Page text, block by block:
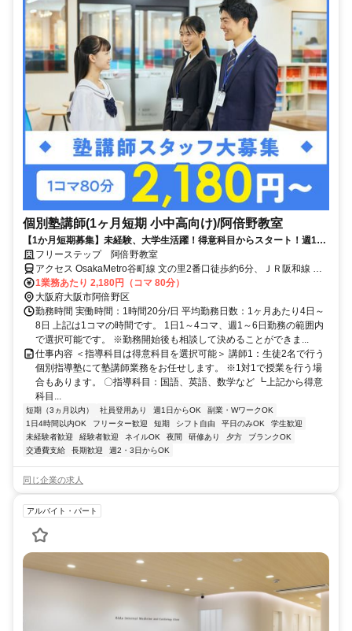
個別塾講師(1ヶ月短期 小中高向け)/阿倍野教室
【1か月短期募集】未経験、大学生活躍！得意科目からスタート！週1、
1コマ～OK！
フリーステップ 阿倍野教室
アクセス OsakaMetro谷町線 文の里2番口徒歩約6分、ＪＲ阪和線 美
章園東口徒歩約9分、OsakaMetro谷町線 阿倍野（Osaka4番口徒歩約
10分 OsakaMetro谷町線「文の里駅」より徒歩7分
1業務あたり 2,180円（コマ 80分）
大阪府大阪市阿倍野区
勤務時間 実働時間：1時間20分/日 平均勤務日数：1ヶ月あたり4日～
8日 上記は1コマの時間です。 1日1～4コマ、週1～6日勤務の範囲内
で選択可能です。 ※勤務開始後も相談して決めることができま...
仕事内容 ＜指導科目は得意科目を選択可能＞ 講師1：生徒2名で行う
個別指導塾にて塾講師業務をお任せします。 ※1対1で授業を行う場
合もあります。 〇指導科目：国語、英語、数学など ┗上記から得意
科目...
短期（3ヵ月以内） 社員登用あり 週1日からOK
副業・WワークOK
1日4時間以内OK
フリーター歓迎 短期 シフト自由 平日のみOK
学生歓迎
未経験者歓迎
経験者歓迎 ネイルOK 夜間 研修あり 夕方
ブランクOK
交通費支給
長期歓迎 週2・3日からOK
同じ企業の求人
アルバイト・パート